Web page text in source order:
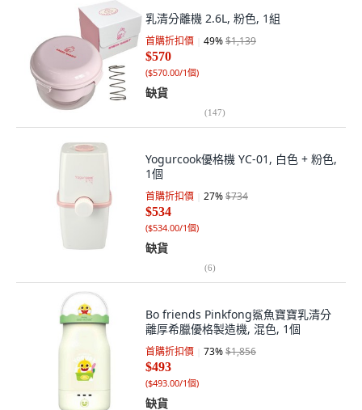
乳清分離機 2.6L, 粉色, 1組
首購折扣價 49%$1,139
$570
($570.00/1個)
缺貨
(147)
Yogurcook優格機 YC-01, 白色 + 粉色,
1個
首購折扣價 27%$734
$534
($534.00/1個)
缺貨
(6)
Bo friends Pinkfong鯊魚寶寶乳清分
離厚希臘優格製造機, 混色, 1個
首購折扣價 73%$1,856
$493
($493.00/1個)
缺貨